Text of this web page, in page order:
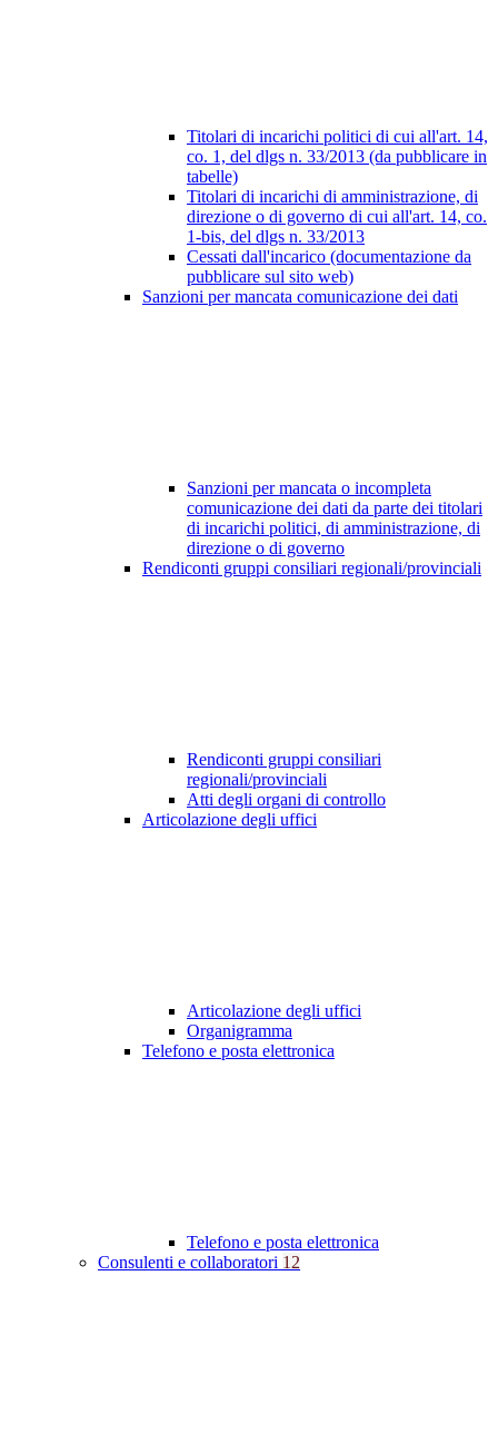
Titolari di incarichi politici di cui all'art. 14,
co. 1, del dlgs n. 33/2013 (da pubblicare in
tabelle)
Titolari di incarichi di amministrazione, di
direzione o di governo di cui all'art. 14, co.
1-bis, del dlgs n. 33/2013
Cessati dall'incarico (documentazione da
pubblicare sul sito web)
Sanzioni per mancata comunicazione dei dati
Sanzioni per mancata o incompleta
comunicazione dei dati da parte dei titolari
di incarichi politici, di amministrazione, di
direzione o di governo
Rendiconti gruppi consiliari regionali/provinciali
Rendiconti gruppi consiliari
regionali/provinciali
Atti degli organi di controllo
Articolazione degli uffici
Articolazione degli uffici
Organigramma
Telefono e posta elettronica
Telefono e posta elettronica
Consulenti e collaboratori 12